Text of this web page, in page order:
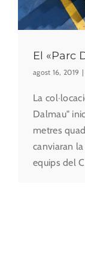
El «Parc
agost 16, 2019 |
La
Dalmau"
metres
canviaran
equips del